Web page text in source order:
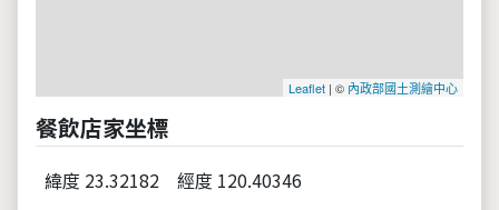
Leaflet | © 內政部國土測繪中心
餐飲店家坐標
緯度 23.32182 經度 120.40346